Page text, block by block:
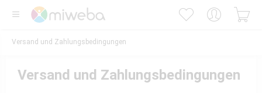
Versand und Zahlungsbedingungen
Versand und Zahlungsbedingungen